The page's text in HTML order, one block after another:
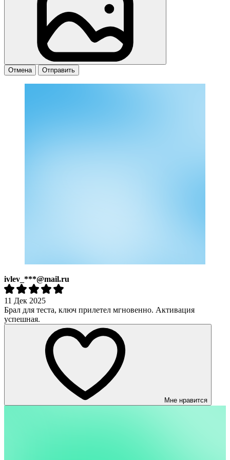
Отмена Отправить
ivlev_***@mail.ru
11 Дек 2025
Брал для теста, ключ прилетел мгновенно. Активация
успешная.
Мне нравится